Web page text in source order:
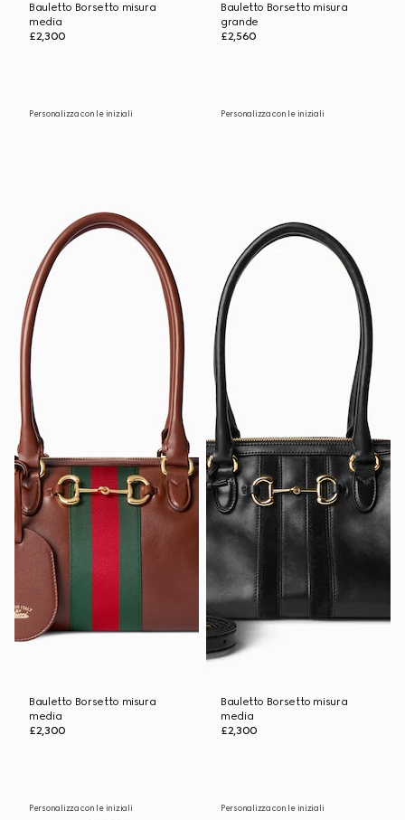
Bauletto Borsetto misura
media
£2,300
Bauletto Borsetto misura
grande
£2,560
Personalizza con le iniziali
Bauletto Borsetto misura
media
£2,300
Personalizza con le iniziali
Bauletto Borsetto misura
media
£2,300
Personalizza con le iniziali Personalizza con le iniziali